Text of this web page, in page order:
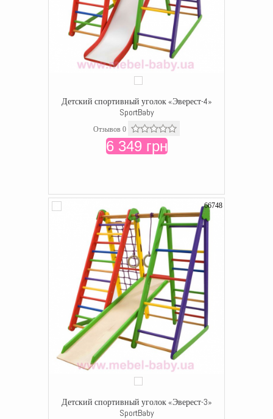
Детский спортивный уголок «Эверест-4»
SportBaby
Отзывов 0
6 349 грн
66748
Детский спортивный уголок «Эверест-3»
SportBaby